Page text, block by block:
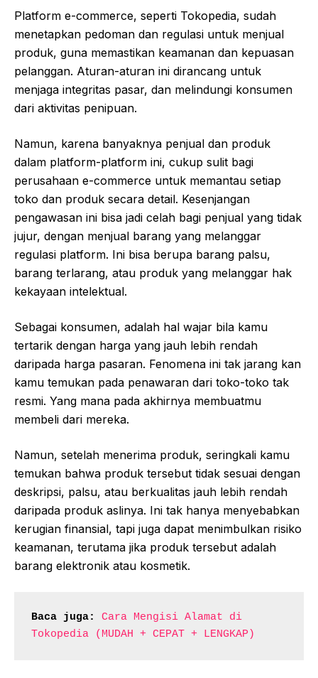
Platform e-commerce, seperti Tokopedia, sudah
menetapkan pedoman dan regulasi untuk menjual
produk, guna memastikan keamanan dan kepuasan
pelanggan. Aturan-aturan ini dirancang untuk
menjaga integritas pasar, dan melindungi konsumen
dari aktivitas penipuan.
Namun, karena banyaknya penjual dan produk
dalam platform-platform ini, cukup sulit bagi
perusahaan e-commerce untuk memantau setiap
toko dan produk secara detail. Kesenjangan
pengawasan ini bisa jadi celah bagi penjual yang tidak
jujur, dengan menjual barang yang melanggar
regulasi platform. Ini bisa berupa barang palsu,
barang terlarang, atau produk yang melanggar hak
kekayaan intelektual.
Sebagai konsumen, adalah hal wajar bila kamu
tertarik dengan harga yang jauh lebih rendah
daripada harga pasaran. Fenomena ini tak jarang kan
kamu temukan pada penawaran dari toko-toko tak
resmi. Yang mana pada akhirnya membuatmu
membeli dari mereka.
Namun, setelah menerima produk, seringkali kamu
temukan bahwa produk tersebut tidak sesuai dengan
deskripsi, palsu, atau berkualitas jauh lebih rendah
daripada produk aslinya. Ini tak hanya menyebabkan
kerugian finansial, tapi juga dapat menimbulkan risiko
keamanan, terutama jika produk tersebut adalah
barang elektronik atau kosmetik.
Baca juga:
Cara Mengisi Alamat di
Tokopedia (MUDAH + CEPAT + LENGKAP)